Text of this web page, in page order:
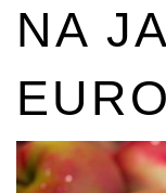
NA